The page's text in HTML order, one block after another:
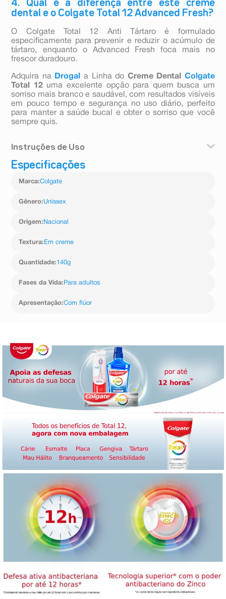
4. Qual é a diferença entre este creme
dental e o Colgate Total 12 Advanced Fresh?
O Colgate Total 12 Anti Tártaro é formulado
especificamente para prevenir e reduzir o acúmulo de
tártaro, enquanto o Advanced Fresh foca mais no
frescor duradouro.
Adquira na Drogal a Linha do Creme Dental Colgate
Total 12uma excelente opção para quem busca um
sorriso mais branco e saudável, com resultados visíveis
em pouco tempo e segurança no uso diário, perfeito
para manter a saúde bucal e obter o sorriso que você
sempre quis.
Instruções de Uso
- Coloque uma quantidade do tamanho de uma ervilha
- Escove os dentes por pelo menos 2 minutos,
- Concentre-se nos dentes posteriores e na linha da
- Enxágue bem e repita ao menos duas vezes ao dia,
cuidados específicos.
Especificações
Marca:Colgate
Gênero:Unissex
Origem: Nacional
Textura: Em creme
Quantidade:140g
Fases da Vida: Para adultos
Apresentação:Com flúor